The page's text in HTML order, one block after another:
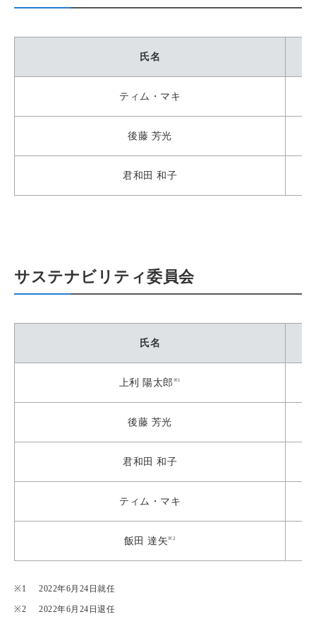
氏名
ティム・マキ
後藤 芳光
君和田 和子
サステナビリティ委員会
氏名
上利 陽太郎 ※1
後藤 芳光
君和田 和子
ティム・マキ
飯田 達矢※2
2022年6月24日就任
2022年6月24日退任